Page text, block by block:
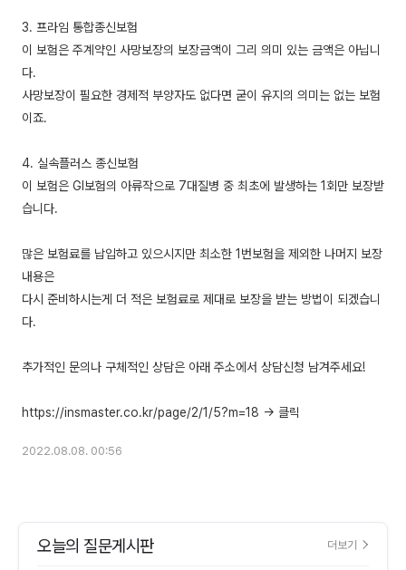
3. 프라임 통합종신보험
이 보험은 주계약인 사망보장의 보장금액이 그리 의미 있는 금액은 아닙니
다.
사망보장이 필요한 경제적 부양자도 없다면 굳이 유지의 의미는 없는 보험
이죠.
4. 실속플러스 종신보험
이 보험은 GI보험의 아류작으로 7대질병 중 최초에 발생하는 1회만 보장받
습니다.
많은 보험료를 납입하고 있으시지만 최소한 1번보험을 제외한 나머지 보장
내용은
다시 준비하시는게 더 적은 보험료로 제대로 보장을 받는 방법이 되겠습니
다.
추가적인 문의나 구체적인 상담은 아래 주소에서 상담신청 남겨주세요!
2022.08.08. 00:56
오늘의 질문게시판 더보기